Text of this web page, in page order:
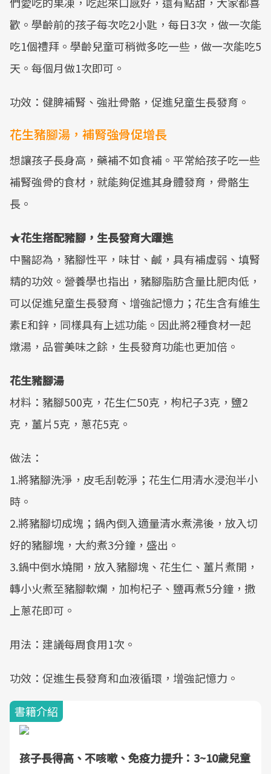
歡。學齡前的孩子每次吃2小匙，每日3次，做一次能
吃1個禮拜。學齡兒童可稍微多吃一些，做一次能吃5
天。每個月做1次即可。
功效：健脾補腎、強壯骨骼，促進兒童生長發育。
花生豬腳湯，補腎強骨促增長
想讓孩子長身高，藥補不如食補。平常給孩子吃一些
補腎強骨的食材，就能夠促進其身體發育，骨骼生
長。
★花生搭配豬腳，生長發育大躍進
中醫認為，豬腳性平，味甘、鹹，具有補虛弱、填腎
精的功效。營養學也指出，豬腳脂肪含量比肥肉低，
可以促進兒童生長發育、增強記憶力；花生含有維生
素E和鋅，同樣具有上述功能。因此將2種食材一起
燉湯，品嘗美味之餘，生長發育功能也更加倍。
花生豬腳湯
材料：豬腳500克，花生仁50克，枸杞子3克，鹽2
克，薑片5克，蔥花5克。
做法：
1.將豬腳洗淨，皮毛刮乾淨；花生仁用清水浸泡半小
時。
2.將豬腳切成塊；鍋內倒入適量清水煮沸後，放入切
好的豬腳塊，大約煮3分鐘，盛出。
3.鍋中倒水燒開，放入豬腳塊、花生仁、薑片煮開，
轉小火煮至豬腳軟爛，加枸杞子、鹽再煮5分鐘，撒
上蔥花即可。
用法：建議每周食用1次。
功效：促進生長發育和血液循環，增強記憶力。
書籍介紹
孩子長得高、不咳嗽、免疫力提升：3~10歲兒童